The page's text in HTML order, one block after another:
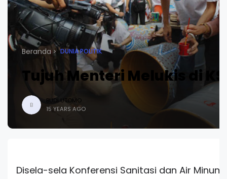
Beranda DUNIA POLITIK
Tujuh Menteri Melukis di
B
BUDI UTOMO
15 YEARS AGO
Disela-sela Konferensi Sanitasi dan Air Minum